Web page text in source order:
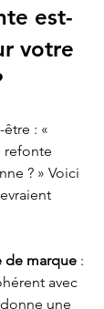
est-
votre
: «
refonte
? » Voici
de marque :
avec
une